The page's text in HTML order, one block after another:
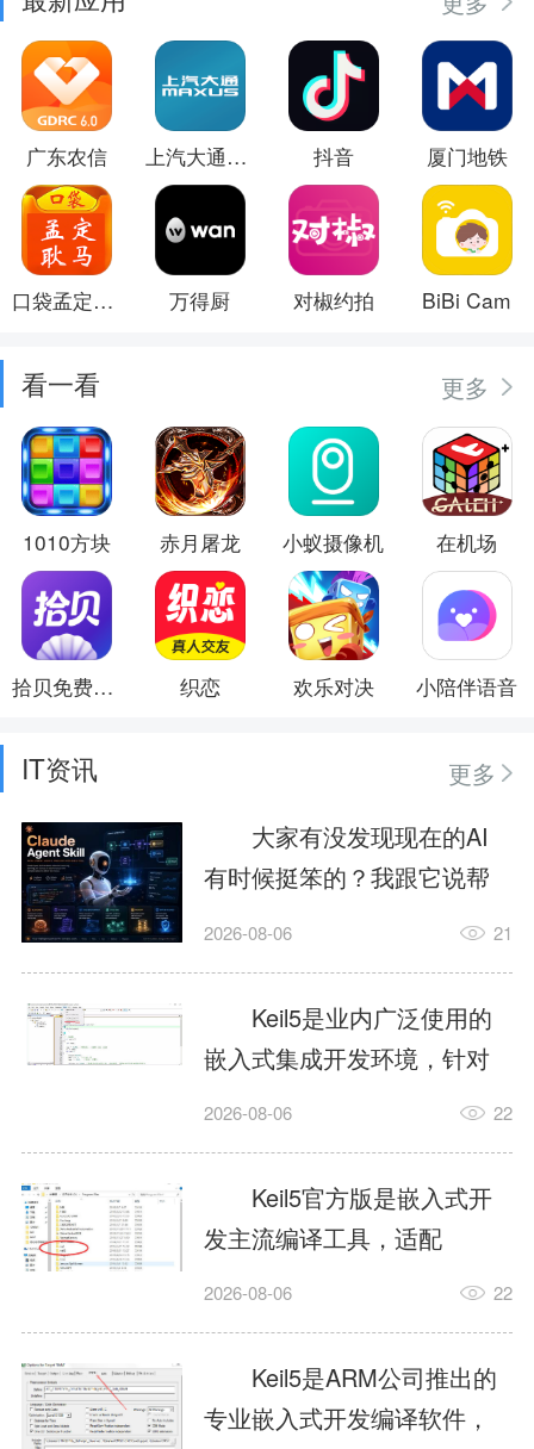
广东农信 上汽大通MAXUS 抖音 厦门地铁
口袋孟定耿马 万得厨 对椒约拍 BiBi Cam
看一看 更多
1010方块 赤月屠龙 小蚁摄像机 在机场
拾贝免费小说 织恋 欢乐对决 小陪伴语音
IT资讯
更多
大家有没发现现在的AI
有时候挺笨的？我跟它说帮
我订个明天早上的闹钟，它
这样？因为AI，就是个只会
耍嘴皮子的书呆子。它脑子
里有海量知识，但没有真正
激发出来实力。而
AgentSkill，就是给AI大脑装
上的一双机械手，它真的能
解决很多问题。1什么是
AgentSkillSkill指...
2026-08-06 21
Keil5是业内广泛使用的
嵌入式集成开发环境，针对
ARM、51内核单片机提供编
力，代码编译稳定，调试工
具成熟，大量开源项目基于
该平台开发。新项目需要单
独下载对应芯片支持包，新
手配置难度较高，正版商业
授权费用不菲，未授权版本
存在程序容量限制，适合硬
2026-08-06 22
Keil5官方版是嵌入式开
发主流编译工具，适配
STM32、51单片机等多款芯
在线调试、代码仿真，兼容
众多厂商芯片安装包。软件
需要手动添加器件库，初次
2026-08-06 22
Keil5是ARM公司推出的
专业嵌入式开发编译软件，